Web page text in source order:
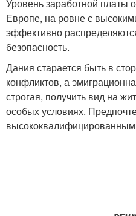
Уровень заработной платы
Европе, на ровне с
эффективно
безопасность.
Дания старается быть в
конфликтов, а
строгая, получить вид на
особых условиях.